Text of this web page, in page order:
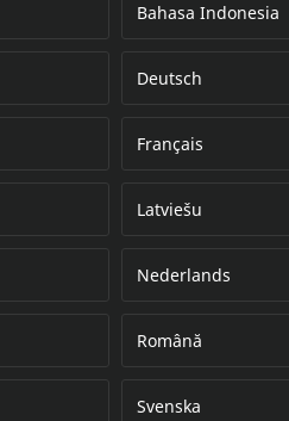
Bahasa Indonesia
Deutsch
Français
Latviešu
Nederlands
Română
Svenska